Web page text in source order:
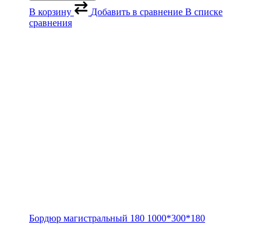
В корзину Добавить в сравнение В списке
сравнения
Бордюр магистральный 180 1000*300*180